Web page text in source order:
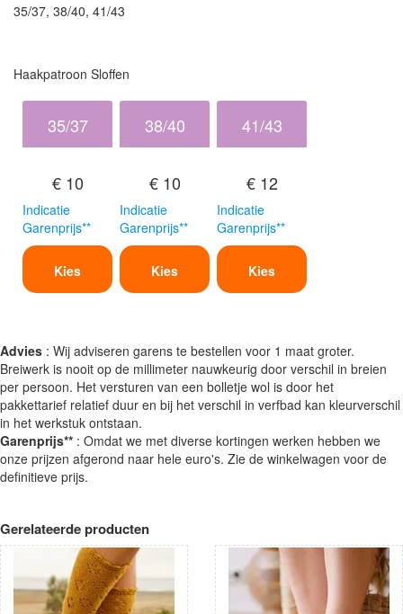
35/37, 38/40, 41/43
Haakpatroon Sloffen
35/37
€ 10
Indicatie
Garenprijs**
Kies
38/40
€ 10
Indicatie
Garenprijs**
Kies
41/43
€ 12
Indicatie
Garenprijs**
Kies
Advies : Wij adviseren garens te bestellen voor 1 maat groter.
Breiwerk is nooit op de millimeter nauwkeurig door verschil in breien
per persoon. Het versturen van een bolletje wol is door het
pakkettarief relatief duur en bij het verschil in verfbad kan kleurverschil
in het werkstuk ontstaan.
Garenprijs** : Omdat we met diverse kortingen werken hebben we
onze prijzen afgerond naar hele euro's. Zie de winkelwagen voor de
definitieve prijs.
Gerelateerde producten